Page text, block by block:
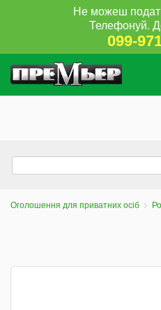
Не можеш
Телефонуй.
099-
Оголошення для приватних осіб